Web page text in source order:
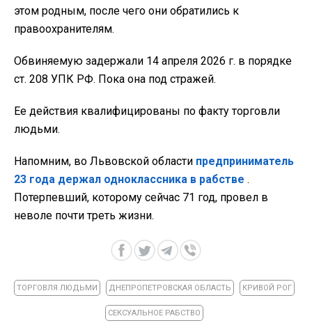
этом родным, после чего они обратились к
правоохранителям.
Обвиняемую задержали 14 апреля 2026 г. в порядке
ст. 208 УПК РФ. Пока она под стражей.
Ее действия квалифицированы по факту торговли
людьми.
Напомним, во Львовской области предприниматель
23 года держал одноклассника в рабстве .
Потерпевший, которому сейчас 71 год, провел в
неволе почти треть жизни.
ТОРГОВЛЯ ЛЮДЬМИ ДНЕПРОПЕТРОВСКАЯ ОБЛАСТЬ КРИВОЙ РОГ
СЕКСУАЛЬНОЕ РАБСТВО